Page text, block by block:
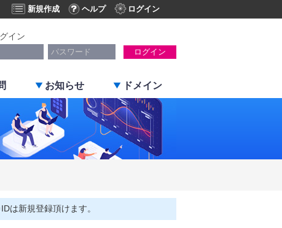
新規作成 ヘルプ ログイン
イン
ログイン
お知らせ ドメイン
は新規登録頂けます。